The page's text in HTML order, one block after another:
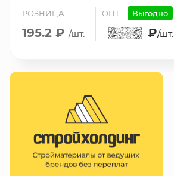
РОЗНИЦА
195.2 ₽ /шт.
ОПТ Выгодно
₽/шт.